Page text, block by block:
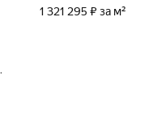
1 321 295 ₽ за м²